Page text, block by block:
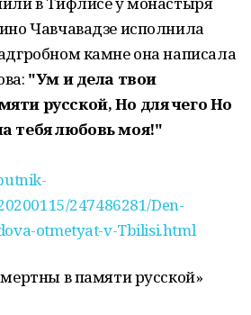
Чавчавадзе исполнила
камне она написала
"Ум и дела твои
русской, Но для чегоНо
тебя любовь моя!"
247486281/Den-
otmetyat-v-Tbilisi.html
в памяти русской»